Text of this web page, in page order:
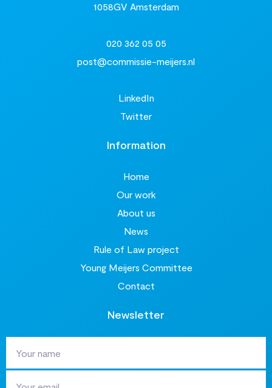
1058GV Amsterdam
020 362 05 05
post@commissie-meijers.nl
LinkedIn
Twitter
Information
Home
Our work
About us
News
Rule of Law project
Young Meijers Committee
Contact
Newsletter